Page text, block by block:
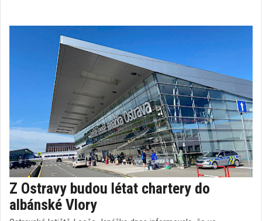
Z Ostravy budou létat chartery do
albánské Vlory